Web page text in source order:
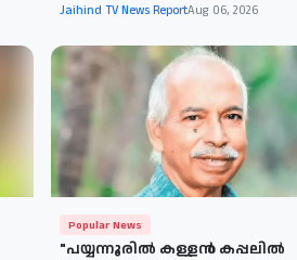
Jaihind TV News ReportAug 06, 2026
Popular News
"പയ്യന്നൂരിൽ കള്ളൻ കപ്പലിൽ